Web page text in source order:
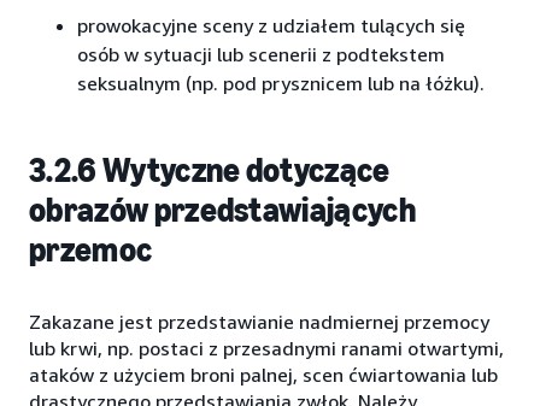
prowokacyjne sceny z udziałem tulących się
osób w sytuacji lub scenerii z podtekstem
seksualnym (np. pod prysznicem lub na łóżku).
3.2.6 Wytyczne dotyczące
obrazów przedstawiających
przemoc
Zakazane jest przedstawianie nadmiernej przemocy
lub krwi, np. postaci z przesadnymi ranami otwartymi,
ataków z użyciem broni palnej, scen ćwiartowania lub
drastycznego przedstawiania zwłok. Należy